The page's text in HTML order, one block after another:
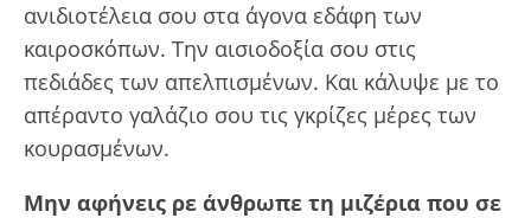
ανιδιοτέλεια σου στα άγονα εδάφη των
καιροσκόπων. Την αισιοδοξία σου στις
πεδιάδες των απελπισμένων. Και κάλυψε με το
απέραντο γαλάζιο σου τις γκρίζες μέρες των
κουρασμένων.
Μην αφήνεις ρε άνθρωπε τη μιζέρια που σε